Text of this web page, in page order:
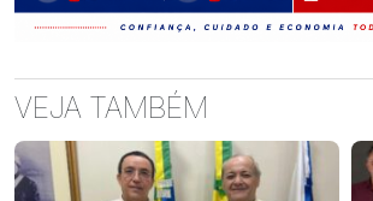
VEJA TAMBÉM